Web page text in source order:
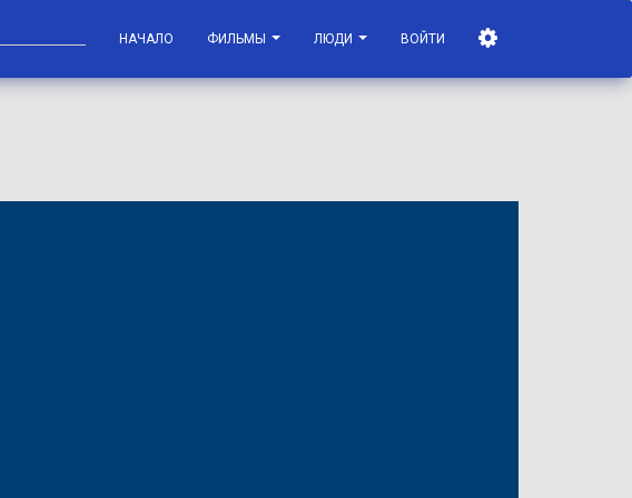
НАЧАЛО ФИЛЬМЫ ЛЮДИ ВОЙТИ